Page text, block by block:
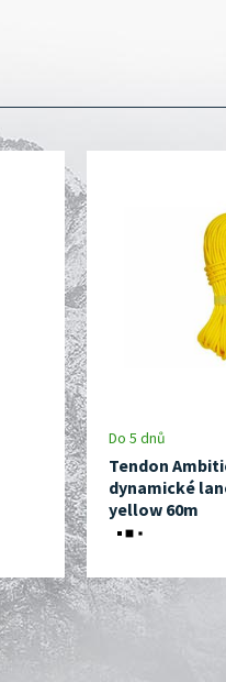
Do 5 dnů
Tendon
dynamické
yellow 60m